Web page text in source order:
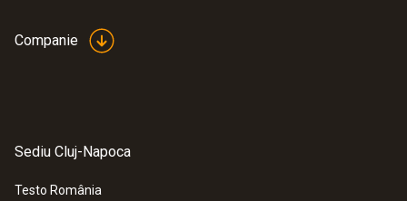
Companie
Sediu Cluj-Napoca
Testo România